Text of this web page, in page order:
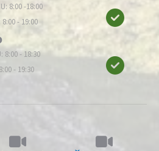
8:00 -18:00
8:00 - 19:00
8:00 - 18:30
- 19:30